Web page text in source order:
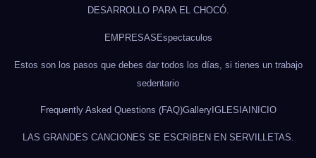
DESARROLLO PARA EL CHOCÓ.
EMPRESASEspectaculos
Estos son los pasos que debes dar todos los días, si tienes un trabajo
sedentario
Frequently Asked Questions (FAQ)GalleryIGLESIAINICIO
LAS GRANDES CANCIONES SE ESCRIBEN EN SERVILLETAS.